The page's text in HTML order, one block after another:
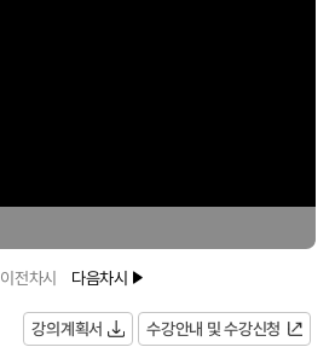
이전차시 다음차시
강의계획서
수강안내 및 수강신청